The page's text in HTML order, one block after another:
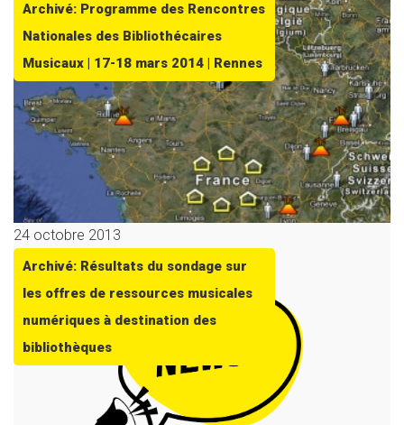
Archivé: Programme des Rencontres
Nationales des Bibliothécaires
Musicaux | 17-18 mars 2014 | Rennes
24 octobre 2013
Archivé: Résultats du sondage sur
les offres de ressources musicales
numériques à destination des
bibliothèques